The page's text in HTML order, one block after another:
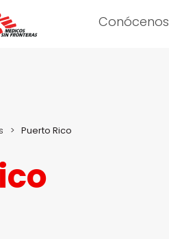
Conócenos
> Puerto Rico